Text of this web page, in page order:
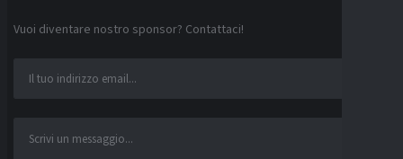
Vuoi diventare nostro sponsor? Contattaci!